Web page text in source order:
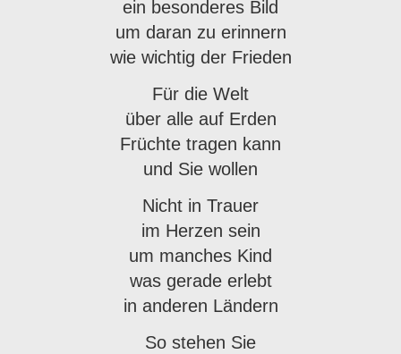
ein besonderes Bild
um daran zu erinnern
wie wichtig der Frieden
Für die Welt
über alle auf Erden
Früchte tragen kann
und Sie wollen
Nicht in Trauer
im Herzen sein
um manches Kind
was gerade erlebt
in anderen Ländern
So stehen Sie